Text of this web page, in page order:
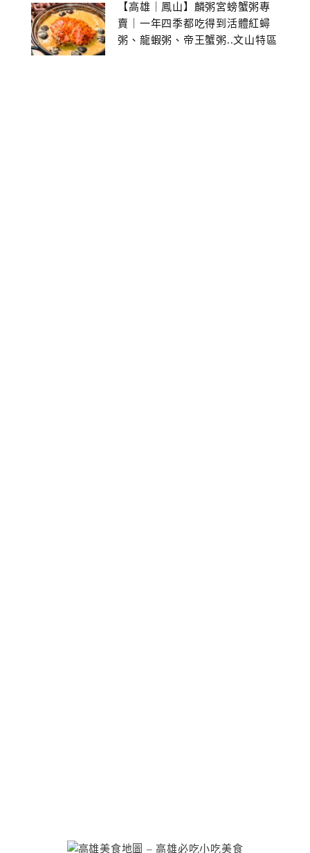
【高雄｜鳳山】麟粥宮螃蟹粥專
賣｜一年四季都吃得到活體紅蟳
粥、龍蝦粥、帝王蟹粥..文山特區